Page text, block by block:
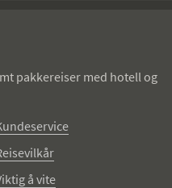
pakkereiser med hotell og
å vite